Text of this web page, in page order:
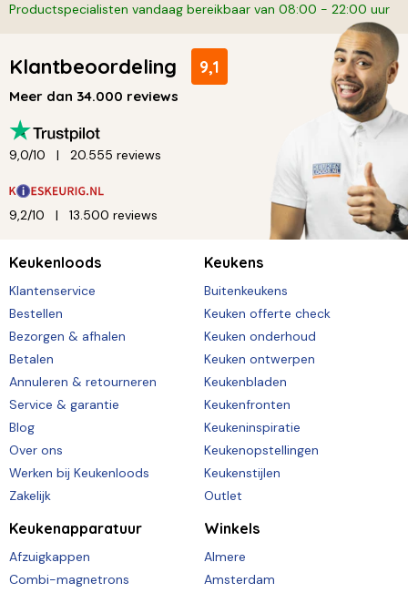
Productspecialisten vandaag bereikbaar van 08:00 - 22:00 uur
Klantbeoordeling 9,1
Meer dan 34.000 reviews
9,0/10 20.555 reviews
9,2/10 13.500 reviews
Keukenloods
Klantenservice
Bestellen
Bezorgen & afhalen
Betalen
Annuleren & retourneren
Service & garantie
Blog
Over ons
Werken bij Keukenloods
Zakelijk
Keukens
Buitenkeukens
Keuken offerte check
Keuken onderhoud
Keuken ontwerpen
Keukenbladen
Keukenfronten
Keukeninspiratie
Keukenopstellingen
Keukenstijlen
Outlet
Keukenapparatuur
Afzuigkappen
Combi-magnetrons
Winkels
Almere
Amsterdam